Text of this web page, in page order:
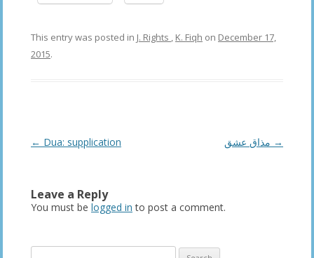
This entry was posted in J. Rights K. Fiqh on December 17,
2015.
Post
← Dua: supplication →
Leave a Reply
You must be logged in to post a comment.